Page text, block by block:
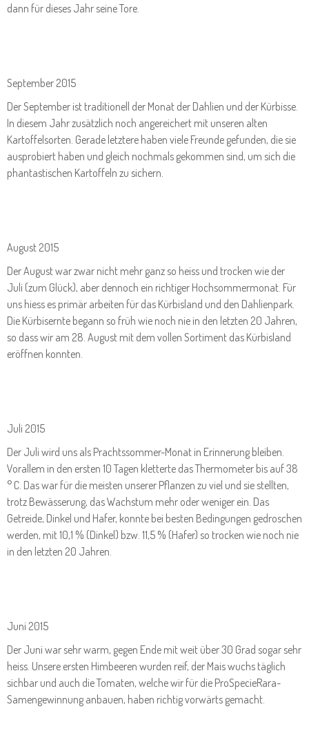
dann für dieses Jahr seine Tore.
September 2015
Der September ist traditionell der Monat der Dahlien und der Kürbisse.
In diesem Jahr zusätzlich noch angereichert mit unseren alten
Kartoffelsorten. Gerade letztere haben viele Freunde gefunden, die sie
ausprobiert haben und gleich nochmals gekommen sind, um sich die
phantastischen Kartoffeln zu sichern.
August 2015
Der August war zwar nicht mehr ganz so heiss und trocken wie der
Juli (zum Glück), aber dennoch ein richtiger Hochsommermonat. Für
uns hiess es primär arbeiten für das Kürbisland und den Dahlienpark.
Die Kürbisernte begann so früh wie noch nie in den letzten 20 Jahren,
so dass wir am 28. August mit dem vollen Sortiment das Kürbisland
eröffnen konnten.
Juli 2015
Der Juli wird uns als Prachtssommer-Monat in Erinnerung bleiben.
Vorallem in den ersten 10 Tagen kletterte das Thermometer bis auf 38
° C. Das war für die meisten unserer Pflanzen zu viel und sie stellten,
trotz Bewässerung, das Wachstum mehr oder weniger ein. Das
Getreide, Dinkel und Hafer, konnte bei besten Bedingungen gedroschen
werden, mit 10,1 % (Dinkel) bzw. 11,5 % (Hafer) so trocken wie noch nie
in den letzten 20 Jahren.
Juni 2015
Der Juni war sehr warm, gegen Ende mit weit über 30 Grad sogar sehr
heiss. Unsere ersten Himbeeren wurden reif, der Mais wuchs täglich
sichbar und auch die Tomaten, welche wir für die ProSpecieRara-
Samengewinnung anbauen, haben richtig vorwärts gemacht.